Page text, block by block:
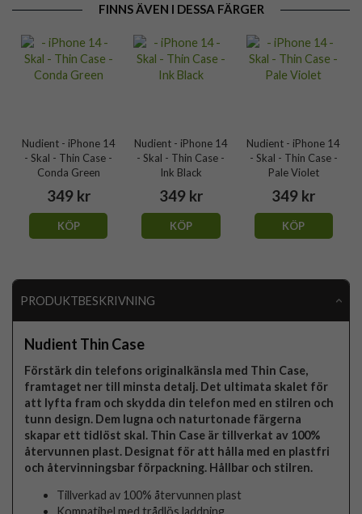
FINNS ÄVEN I DESSA FÄRGER
Nudient - iPhone 14
- Skal - Thin Case -
Conda Green
349 kr
KÖP
Nudient - iPhone 14
- Skal - Thin Case -
Ink Black
349 kr
KÖP
Nudient - iPhone 14
- Skal - Thin Case -
Pale Violet
349 kr
KÖP
PRODUKTBESKRIVNING
Nudient Thin Case
Förstärk din telefons originalkänsla med Thin Case,
framtaget ner till minsta detalj. Det ultimata skalet för
att lyfta fram och skydda din telefon med en stilren och
tunn design. Dem lugna och naturtonade färgerna
skapar ett tidlöst skal. Thin Case är tillverkat av 100%
återvunnen plast. Designat för att hålla med en plastfri
och återvinningsbar förpackning. Hållbar och stilren.
Tillverkad av 100% återvunnen plast